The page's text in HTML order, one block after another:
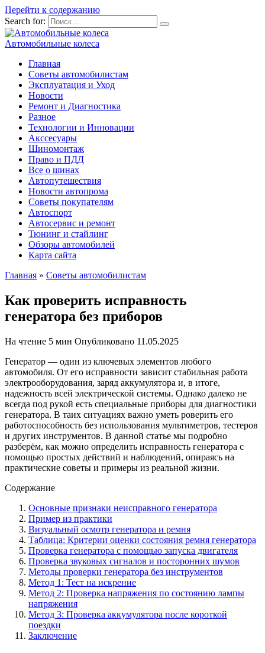
Перейти к содержанию
Search for:
Автомобильные колеса
Главная
Советы автомобилистам
Эксплуатация и Уход
Новости
Ремонт и Диагностика
Разное
Технологии и Инновации
Акссесуары
Шиномонтаж
Право и ПДД
Все о шинах
Автопутешествия
Новости автопрома
Советы покупателям
Автоспорт
Автосервис и ремонт
Тюнинг и стайлинг
Обзоры автомобилей
Карта сайта
Главная » Советы автомобилистам
Как проверить исправность
генератора без приборов
На чтение 5 мин Опубликовано 11.05.2025
Генератор — один из ключевых элементов любого
автомобиля. От его исправности зависит стабильная работа
электрооборудования, заряд аккумулятора и, в итоге,
надежность всей электрической системы. Однако далеко не
всегда под рукой есть специальные приборы для диагностики
генератора. В таих ситуациях важно уметь роверить его
работоспособность без использования мультиметров, тестеров
и других инструментов. В данной статье мы подробно
разберём, как можно определить исправность генератора с
помощью простых действий и наблюдений, опираясь на
практические советы и примеры из реальной жизни.
Содержание
Основные признаки неисправного генератора
Пример из практики
Визуальный осмотр генератора и ремня
Таблица: Критерии оценки состояния ремня генератора
Проверка генератора с помощью запуска двигателя
Проверка звуковых сигналов и посторонних шумов
Методы проверки генератора без инструментов
Метод 1: Тест на искрение
Метод 2: Проверка напряжения по состоянию лампы
напряжения
Метод 3: Проверка аккумулятора после короткой
поездки
Заключение